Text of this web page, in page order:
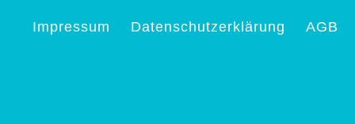
Impressum Datenschutzerklärung AGB